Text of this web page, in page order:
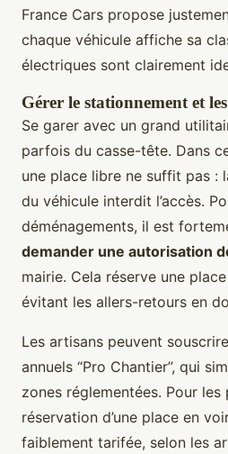
France Cars propose
chaque véhicule affiche sa
électriques sont clairement
Gérer le stationnement et
Se garer avec un grand
parfois du casse-tête. Dans
une place libre ne suffit pas :
du véhicule interdit l’accès.
déménagements, il est
demander une autorisation
mairie. Cela réserve une
évitant les allers-retours en
Les artisans peuvent
annuels “Pro Chantier”, qui
zones réglementées. Pour les
réservation d’une place en
faiblement tarifée, selon les